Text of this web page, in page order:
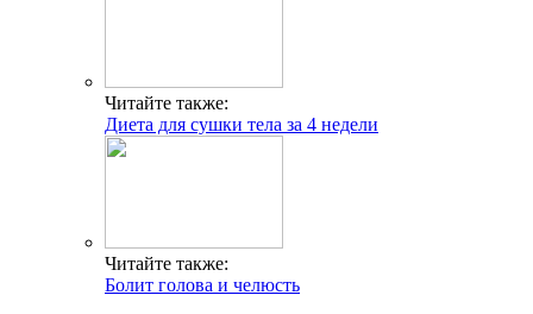
Читайте также:
Диета для сушки тела за 4 недели
Читайте также:
Болит голова и челюсть